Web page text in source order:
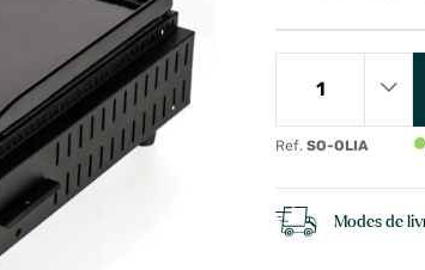
Ref.SO-OLIA
Modes de